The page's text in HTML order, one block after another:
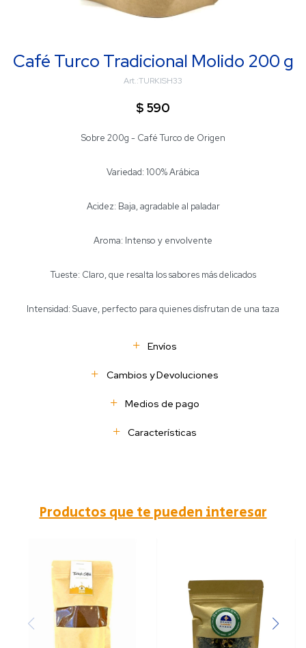
Café Turco Tradicional Molido 200 g
TURKISH33
$ 590
Sobre 200g - Café Turco de Origen
Variedad: 100% Arábica
Acidez: Baja, agradable al paladar
Aroma: Intenso y envolvente
Tueste: Claro, que resalta los sabores más delicados
Intensidad: Suave, perfecto para quienes disfrutan de una taza
Envíos
Cambios y Devoluciones
Medios de pago
Características
Productos que te pueden interesar